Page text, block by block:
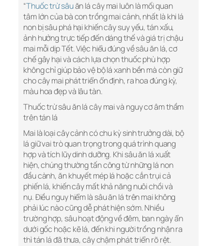
“Thuốc trừ sâuăn lá cây mai luôn là mối quan
tâm lớn của bà con trồng mai cảnh, nhất là khi lá
non bị sâu phá hại khiến cây suy yếu, tán xấu,
ảnh hưởng trực tiếp đến dáng thế và giá trị chậu
mai mỗi dịp Tết. Việc hiểu đúng về sâu ăn lá, cơ
chế gây hại và cách lựa chọn thuốc phù hợp
không chỉ giúp bảo vệ bộ lá xanh bền mà còn giữ
cho cây mai phát triển ổn định, ra hoa đúng kỳ,
màu hoa đẹp và lâu tàn.
Thuốc trừ sâu ăn lá cây mai và nguy cơ âm thầm
trên tán lá
Mai là loại cây cảnh có chu kỳ sinh trưởng dài, bộ
lá giữ vai trò quan trọng trong quá trình quang
hợp và tích lũy dinh dưỡng. Khi sâu ăn lá xuất
hiện, chúng thường tấn công từ những lá non
đầu cành, ăn khuyết mép lá hoặc cắn trụi cả
phiến lá, khiến cây mất khả năng nuôi chồi và
nụ. Điều nguy hiểm là sâu ăn lá trên mai không
phải lúc nào cũng dễ phát hiện sớm. Nhiều
trường hợp, sâu hoạt động về đêm, ban ngày ẩn
dưới gốc hoặc kẽ lá, đến khi người trồng nhận ra
thì tán lá đã thưa, cây chậm phát triển rõ rệt.